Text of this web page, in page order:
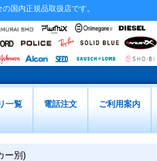
国内正規品取扱店です。
一覧 電話注文 ご利用案内
ー別)